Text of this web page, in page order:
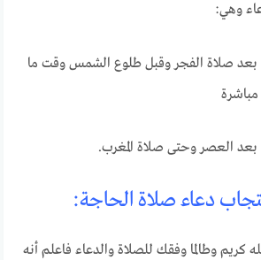
وهي:
بعد صلاة الفجر وقبل طلوع الشمس وقت ما
دعاء صلاة الحاجة:
كريم وطالما وفقك للصلاة والدعاء فاعلم أنه